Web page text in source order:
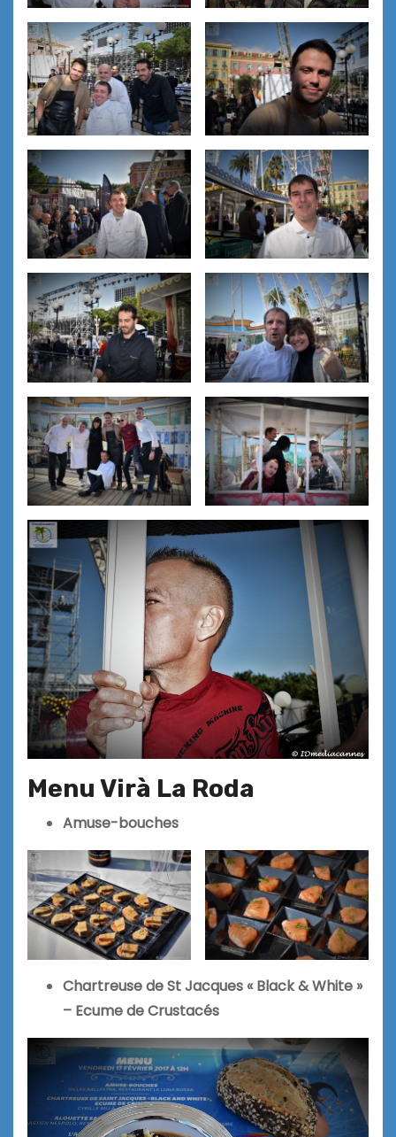
Menu Virà La Roda
Amuse-bouches
Chartreuse de St Jacques « Black & White »
– Ecume de Crustacés